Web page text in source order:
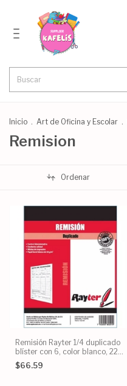
Inicio . Art de Oficina y Escolar .
Remision
Ordenar
Remisión Rayter 1/4 duplicado
blíster con 6, color blanco, 22
juegos
$66.59